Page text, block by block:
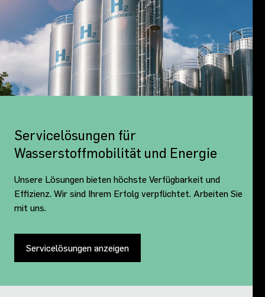
Servicelösungen für
Wasserstoffmobilität und Energie
Unsere Lösungen bieten höchste Verfügbarkeit und
Effizienz. Wir sind Ihrem Erfolg verpflichtet. Arbeiten Sie
mit uns.
Servicelösungen anzeigen